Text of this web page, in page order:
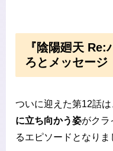
『陰陽廻天
ろとメッセージ
ついに迎えた第12話
に立ち向かう姿がクラ
るエピソードとなりま